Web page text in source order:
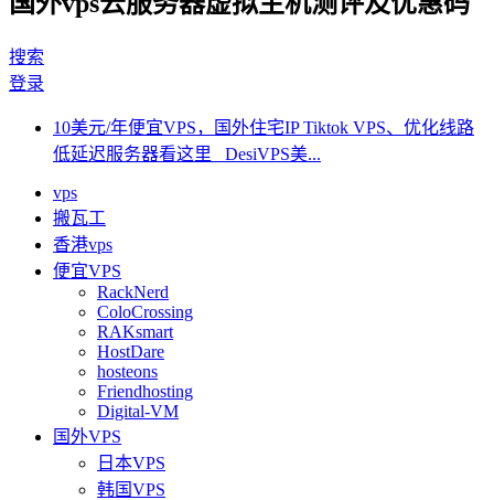
搜索
登录
10美元/年便宜VPS，国外住宅IP Tiktok VPS、优化线路
低延迟服务器看这里 DesiVPS美...
vps
搬瓦工
香港vps
便宜VPS
RackNerd
ColoCrossing
RAKsmart
HostDare
hosteons
Friendhosting
Digital-VM
国外VPS
日本VPS
韩国VPS